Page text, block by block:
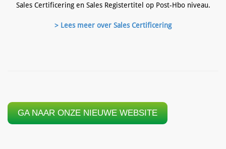
Sales Certificering en Sales Registertitel op Post-Hbo niveau.
> Lees meer over Sales Certificering
GA NAAR ONZE NIEUWE WEBSITE